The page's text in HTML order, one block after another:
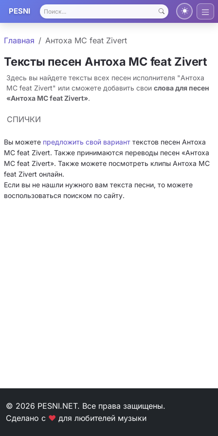
PESNI
Главная Антоха МС feat Zivert
Тексты песен Антоха МС feat Zivert
Здесь вы найдете тексты всех песен исполнителя "Антоха
МС feat Zivert" или сможете добавить свои слова для песен
«Антоха МС feat Zivert».
СПИЧКИ
Вы можете предложить свой вариант текстов песен Антоха
МС feat Zivert. Также принимаются переводы песен «Антоха
МС feat Zivert». Также можете посмотреть клипы Антоха МС
feat Zivert онлайн.
Если вы не нашли нужного вам текста песни, то можете
воспользоваться поиском по сайту.
© 2026 PESNI.NET. Все права защищены.
Сделано с ❤ для любителей музыки